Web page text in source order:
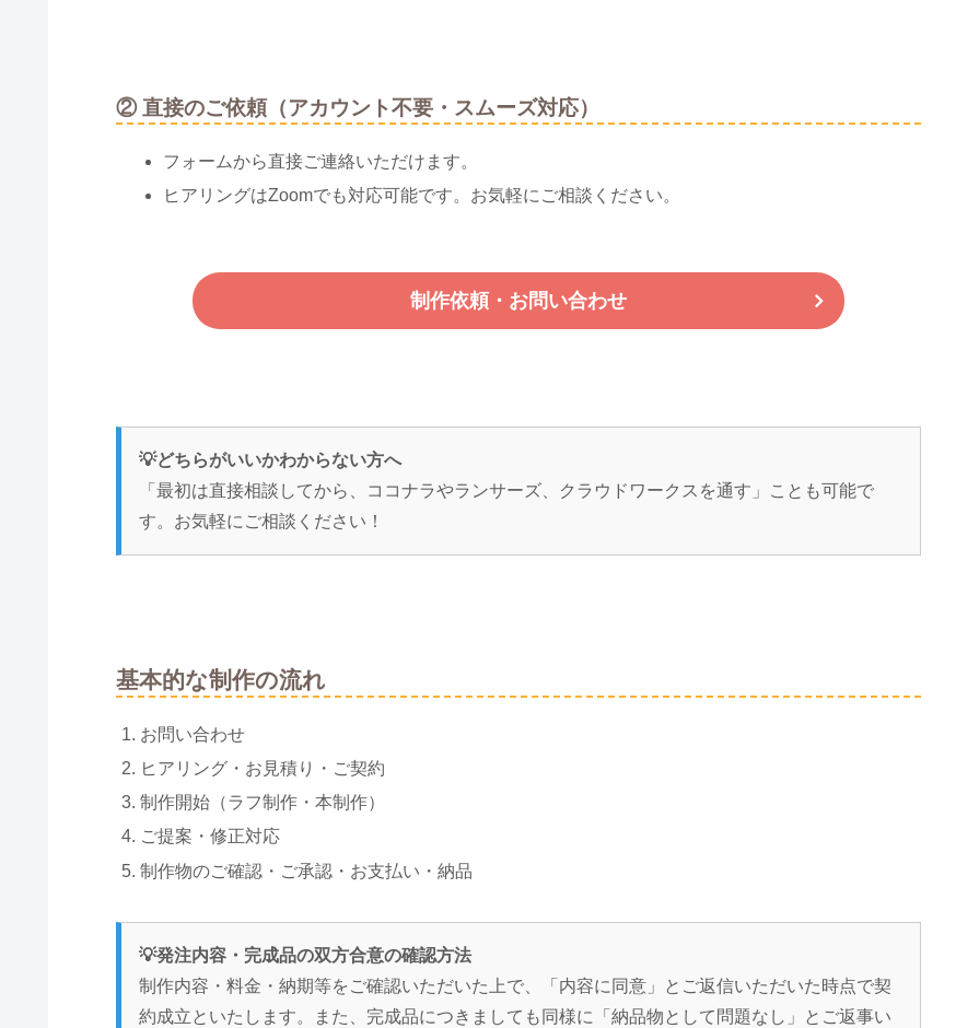
② 直接のご依頼（アカウント不要・スムーズ対応）
フォームから直接ご連絡いただけます。
ヒアリングはZoomでも対応可能です。お気軽にご相談ください。
制作依頼・お問い合わせ
💡どちらがいいかわからない方へ
「最初は直接相談してから、ココナラやランサーズ、クラウドワークスを通す」ことも可能で
す。お気軽にご相談ください！
基本的な制作の流れ
お問い合わせ
ヒアリング・お見積り・ご契約
制作開始（ラフ制作・本制作）
ご提案・修正対応
制作物のご確認・ご承認・お支払い・納品
💡発注内容・完成品の双方合意の確認方法
制作内容・料金・納期等をご確認いただいた上で、「内容に同意」とご返信いただいた時点で契
約成立といたします。また、完成品につきましても同様に「納品物として問題なし」とご返事い